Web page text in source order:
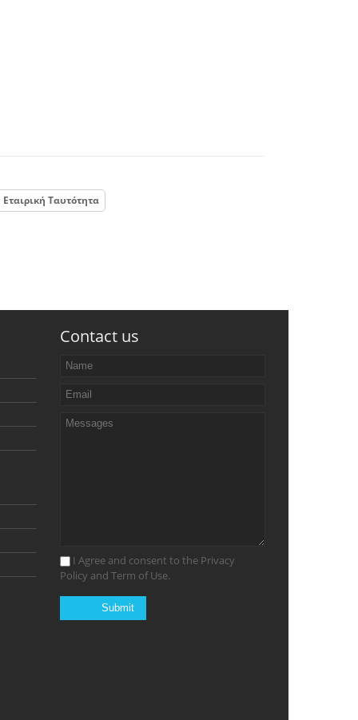
Εταιρική Ταυτότητα
Contact us
I Agree and consent to the Privacy
Policy and Term of Use.